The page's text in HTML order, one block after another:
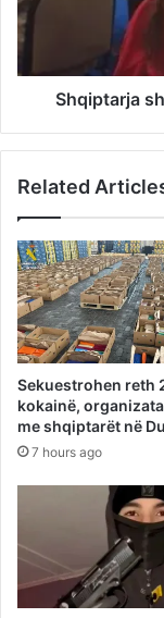
Shqiptarja
Related
Sekuestrohen reth
kokainë,
me shqiptarët në
7 hours ago